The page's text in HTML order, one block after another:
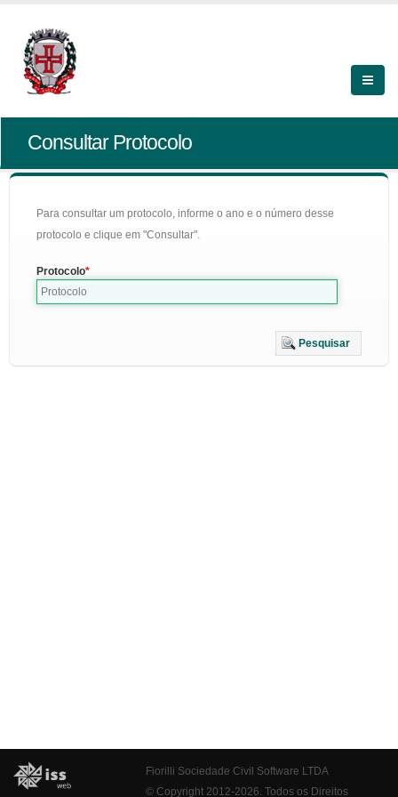
Consultar Protocolo
Para consultar um protocolo, informe o ano e o número desse
protocolo e clique em "Consultar".
Protocolo
Pesquisar
Fiorilli Sociedade Civil Software LTDA
© Copyright 2012-2026. Todos os Direitos